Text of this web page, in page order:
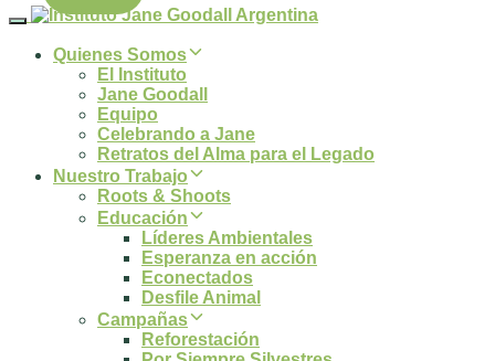
Toggle
navigation
Quienes Somos
El Instituto
Jane Goodall
Equipo
Celebrando a Jane
Retratos del Alma para el Legado
Nuestro Trabajo
Roots & Shoots
Educación
Líderes Ambientales
Esperanza en acción
Econectados
Desfile Animal
Campañas
Reforestación